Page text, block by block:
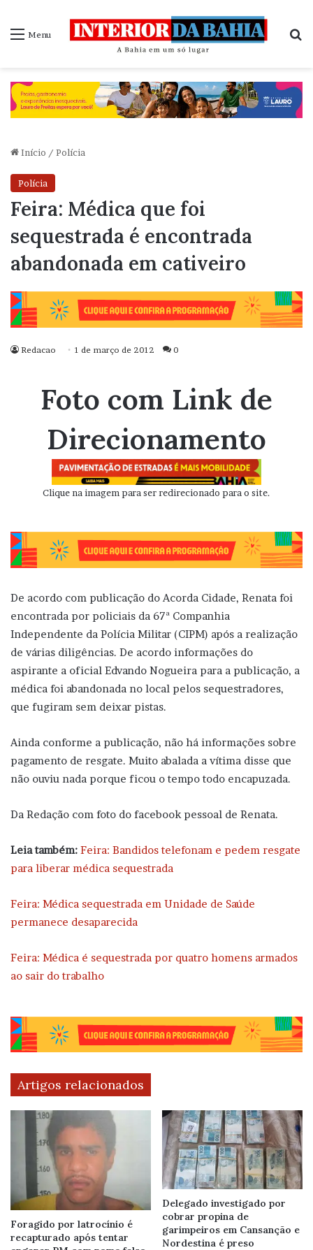
Menu
Início / Polícia
Polícia
Feira: Médica que foi
sequestrada é encontrada
abandonada em cativeiro
Redacao 1 de março de 2012 0
Foto com Link de
Direcionamento
Clique na imagem para ser redirecionado para o site.
De acordo com publicação do Acorda Cidade, Renata foi
encontrada por policiais da 67ª Companhia
Independente da Polícia Militar (CIPM) após a realização
de várias diligências. De acordo informações do
aspirante a oficial Edvando Nogueira para a publicação, a
médica foi abandonada no local pelos sequestradores,
que fugiram sem deixar pistas.
Ainda conforme a publicação, não há informações sobre
pagamento de resgate. Muito abalada a vítima disse que
não ouviu nada porque ficou o tempo todo encapuzada.
Da Redação com foto do facebook pessoal de Renata.
Leia também: Feira: Bandidos telefonam e pedem resgate
para liberar médica sequestrada
Feira: Médica sequestrada em Unidade de Saúde
permanece desaparecida
Feira: Médica é sequestrada por quatro homens armados
ao sair do trabalho
Artigos relacionados
Foragido por latrocínio é
recapturado após tentar
Delegado investigado por
cobrar propina de
garimpeiros em Cansanção e
Nordestina é preso